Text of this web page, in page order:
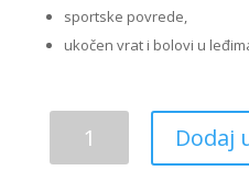
sportske povrede,
ukočen vrat i bolovi u
Dol
Dodaj